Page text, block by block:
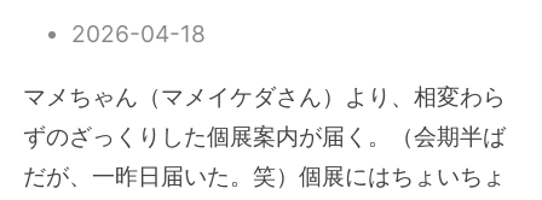
2026-04-18
マメちゃん（マメイケダさん）より、相変わら
ずのざっくりした個展案内が届く。（会期半ば
だが、一昨日届いた。笑）個展にはちょいちょ